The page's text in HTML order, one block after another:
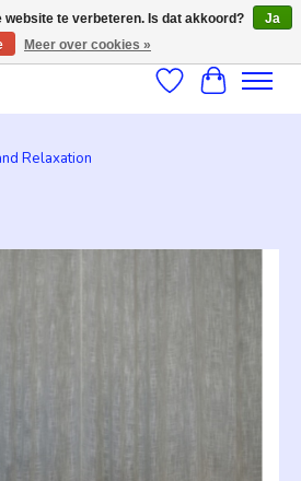
Verlanglijst
Relaxation
website te verbeteren. Is dat akkoord?
Ja
Meer over cookies »